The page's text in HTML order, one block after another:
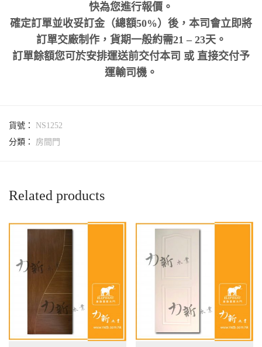
快為您進行報價。
確定訂單並收妥訂金（總額50%）後，本司會立即將
訂單交廠制作，貨期一般約需21 – 23天。
訂單餘額您可於安排運送前交付本司 或 直接交付予
運輸司機。
貨號： NS1252
分類： 房間門
Related products